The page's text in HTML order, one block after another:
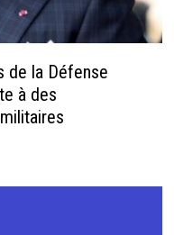
de la Défense
à des